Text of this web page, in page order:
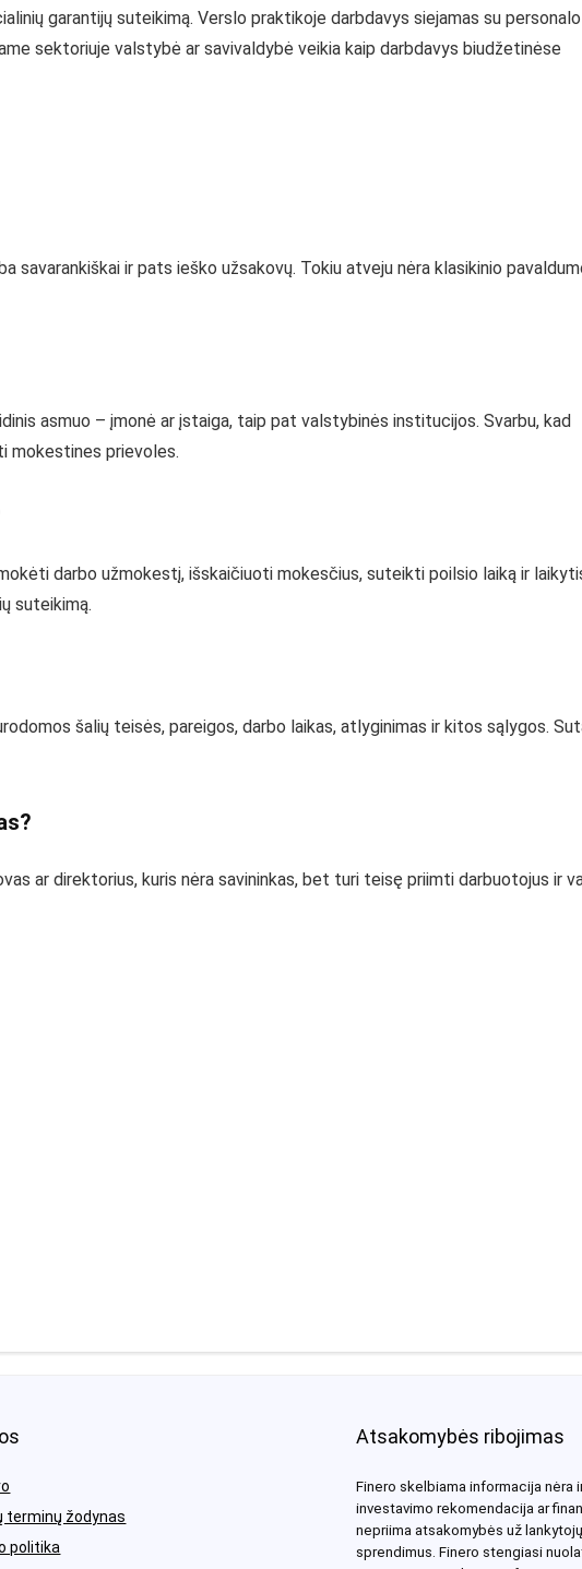
garantijų suteikimą. Verslo praktikoje darbdavys siejamas su personalo
sektoriuje valstybė ar savivaldybė veikia kaip darbdavys biudžetinėse
savarankiškai ir pats ieško užsakovų. Tokiu atveju nėra klasikinio
asmuo – įmonė ar įstaiga, taip pat valstybinės institucijos. Svarbu, kad
mokestines prievoles.
darbo užmokestį, išskaičiuoti mokesčius, suteikti poilsio laiką ir
suteikimą.
šalių teisės, pareigos, darbo laikas, atlyginimas ir kitos sąlygos.
ar direktorius, kuris nėra savininkas, bet turi teisę priimti darbuotojus ir
terminų žodynas
politika
Atsakomybės ribojimas
Finero skelbiama informacija nėra
investavimo rekomendacija ar
nepriima atsakomybės už
sprendimus. Finero stengiasi